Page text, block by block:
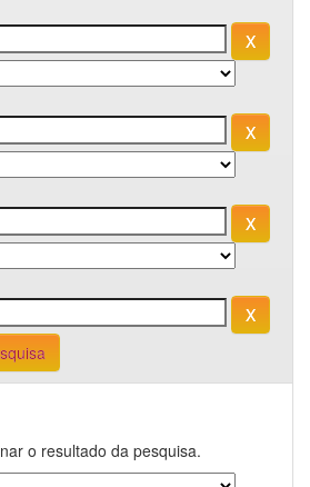
o resultado da pesquisa.